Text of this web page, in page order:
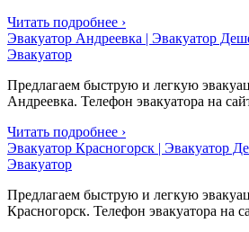
Читать подробнее ›
Эвакуатор Андреевка | Эвакуатор
Эвакуатор
Предлагаем быструю и легкую
Андреевка. Телефон эвакуатора на
Читать подробнее ›
Эвакуатор Красногорск | Эвакуатор
Эвакуатор
Предлагаем быструю и легкую
Красногорск. Телефон эвакуатора на